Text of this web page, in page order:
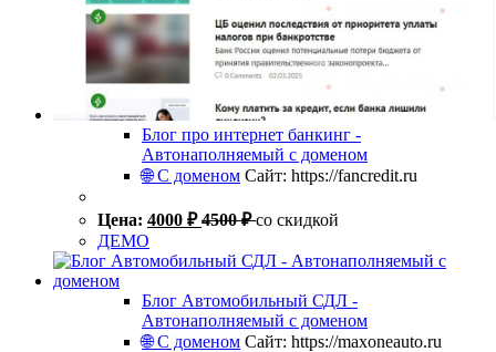
Блог про интернет банкинг -
Автонаполняемый с доменом
🌐 С доменом Сайт: https://fancredit.ru
Цена: 4000 ₽ 4500₽ со скидкой
ДЕМО
Блог Автомобильный СДЛ -
Автонаполняемый с доменом
🌐 С доменом Сайт: https://maxoneauto.ru